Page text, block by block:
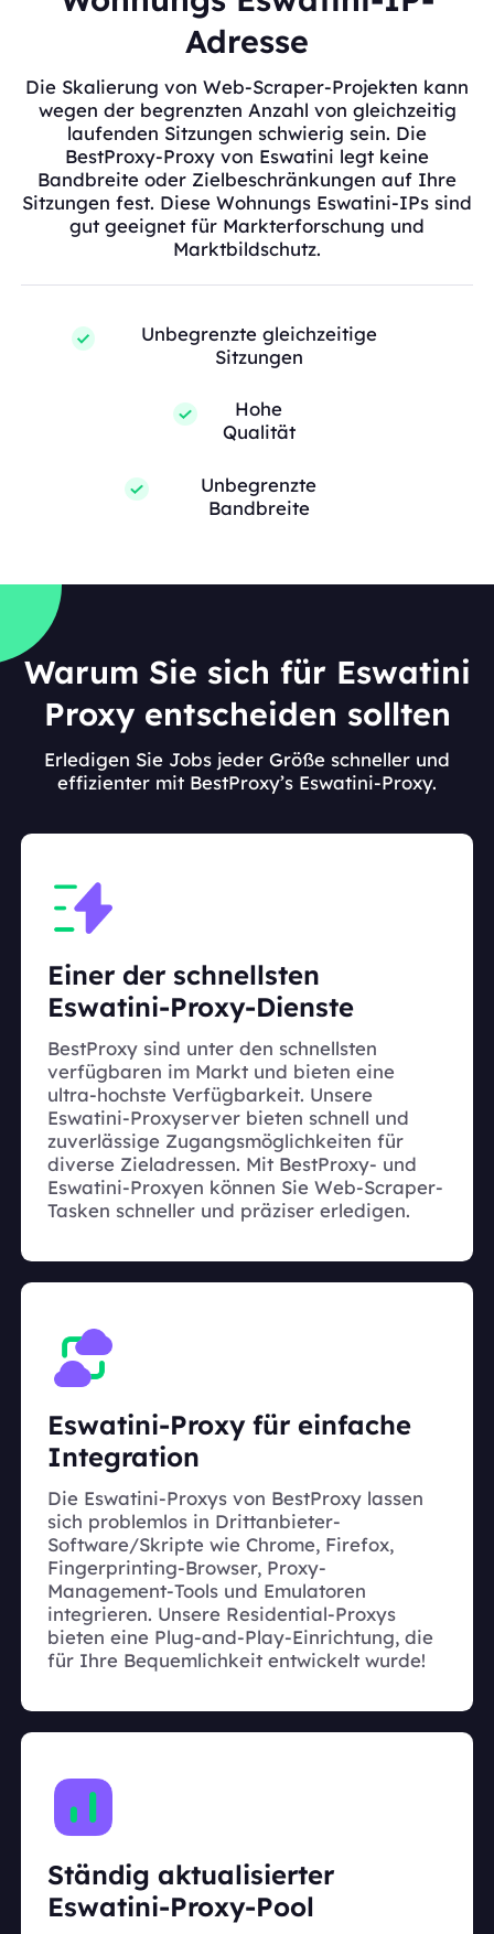
Adresse
Die Skalierung von Web-Scraper-Projekten kann
wegen der begrenzten Anzahl von gleichzeitig
laufenden Sitzungen schwierig sein. Die
BestProxy-Proxy von Eswatini legt keine
Bandbreite oder Zielbeschränkungen auf Ihre
Sitzungen fest. Diese Wohnungs Eswatini-IPs sind
gut geeignet für Markterforschung und
Marktbildschutz.
Unbegrenzte gleichzeitige
Sitzungen
Hohe
Qualität
Unbegrenzte
Bandbreite
Warum Sie sich für Eswatini
Proxy entscheiden sollten
Erledigen Sie Jobs jeder Größe schneller und
effizienter mit BestProxy’s Eswatini-Proxy.
Einer der schnellsten
Eswatini-Proxy-Dienste
BestProxy sind unter den schnellsten
verfügbaren im Markt und bieten eine
ultra-hochste Verfügbarkeit. Unsere
Eswatini-Proxyserver bieten schnell und
zuverlässige Zugangsmöglichkeiten für
diverse Zieladressen. Mit BestProxy- und
Eswatini-Proxyen können Sie Web-Scraper-
Tasken schneller und präziser erledigen.
Eswatini-Proxy für einfache
Integration
Die Eswatini-Proxys von BestProxy lassen
sich problemlos in Drittanbieter-
Software/Skripte wie Chrome, Firefox,
Fingerprinting-Browser, Proxy-
Management-Tools und Emulatoren
integrieren. Unsere Residential-Proxys
bieten eine Plug-and-Play-Einrichtung, die
für Ihre Bequemlichkeit entwickelt wurde!
Ständig aktualisierter
Eswatini-Proxy-Pool